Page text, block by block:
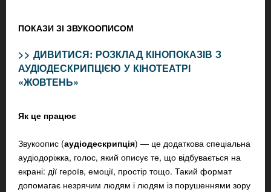
ПОКАЗИ ЗІ ЗВУКООПИСОМ
>> ДИВИТИСЯ: РОЗКЛАД КІНОПОКАЗІВ З
АУДІОДЕСКРИПЦІЄЮ У КІНОТЕАТРІ
«ЖОВТЕНЬ»
Як це працює
Звукоопис (аудіодескрипція) — це додаткова спеціальна
аудіодоріжка, голос, який описує те, що відбувається на
екрані: дії героїв, емоції, простір тощо. Такий формат
допомагає незрячим людям і людям із порушеннями зору